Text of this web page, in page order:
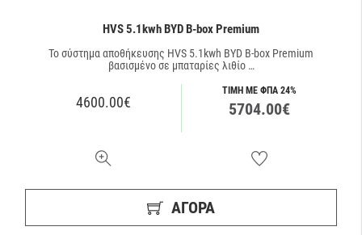
HVS 5.1kwh BYD B-box Premium
Το σύστημα αποθήκευσης HVS 5.1kwh BYD B-box Premium
βασισμένο σε μπαταρίες λιθίο …
4600.00€
ΤΙΜΗ ΜΕ ΦΠΑ 24%
5704.00€
ΑΓΟΡΑ